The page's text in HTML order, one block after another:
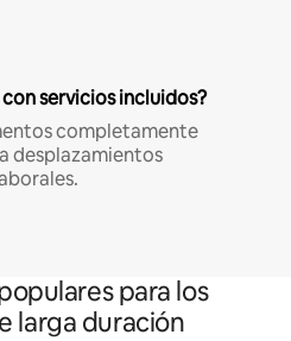
servicios incluidos?
completamente
desplazamientos
para los
larga duración